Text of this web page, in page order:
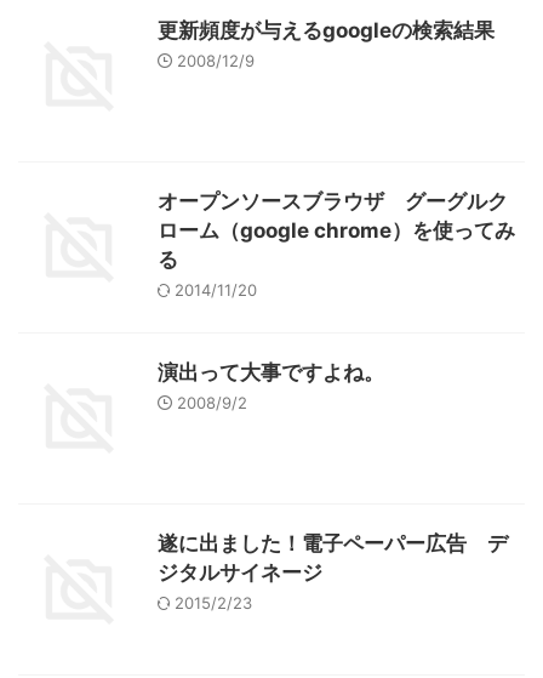
更新頻度が与えるgoogleの検索結果
2008/12/9
オープンソースブラウザ グーグルク
ローム（google chrome）を使ってみ
る
2014/11/20
演出って大事ですよね。
2008/9/2
遂に出ました！電子ペーパー広告 デ
ジタルサイネージ
2015/2/23